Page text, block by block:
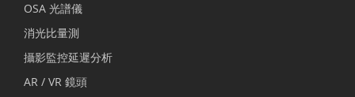
OSA 光譜儀
消光比量測
攝影監控延遲分析
AR / VR 鏡頭